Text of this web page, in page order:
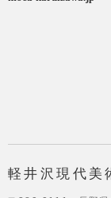
軽井沢現代美